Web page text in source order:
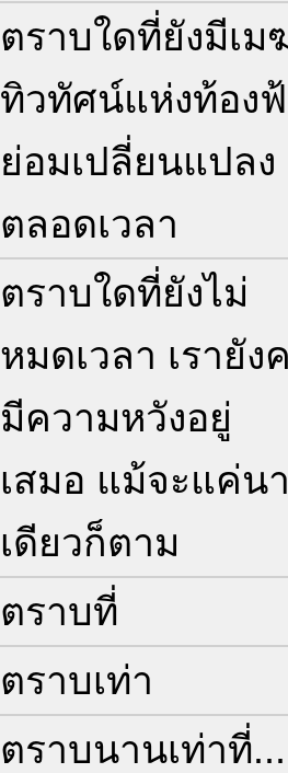
ตราบใดที่ยังมีเม
ทิวทัศน์แห่งท้อง
ย่อมเปลี่ยนแปลง
ตลอดเวลา
ตราบใดที่ยังไม่
หมดเวลา เรายัง
มีความหวังอยู่
เสมอ แม้จะแค่น
เดียวก็ตาม
ตราบที่
ตราบเท่า
ตราบนานเท่าที่...